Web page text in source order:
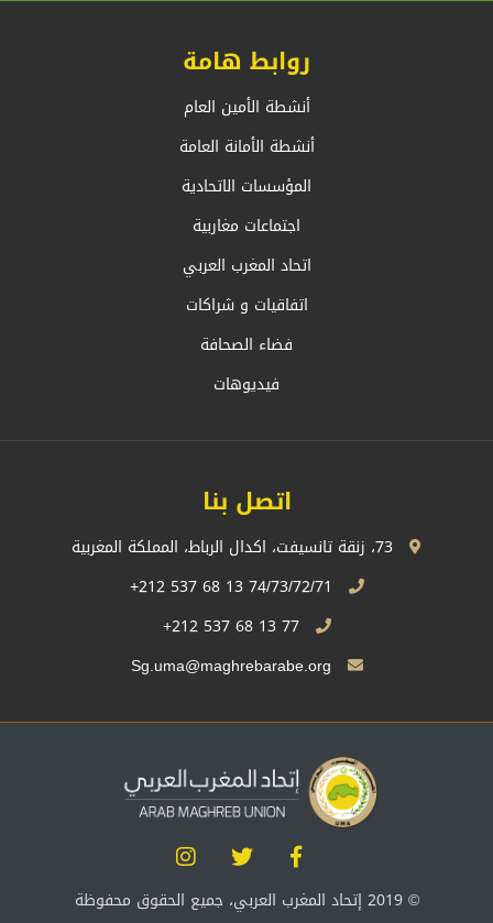
روابط هامة
أنشطة الأمين العام
أنشطة الأمانة العامة
المؤسسات الاتحادية
اجتماعات مغاربية
اتحاد المغرب العربي
اتفاقيات و شراكات
فضاء الصحافة
فيديوهات
اتصل بنا
77 13 68 537 212+
© 2019 إتحاد المغرب العربي، جميع الحقوق محفوظة